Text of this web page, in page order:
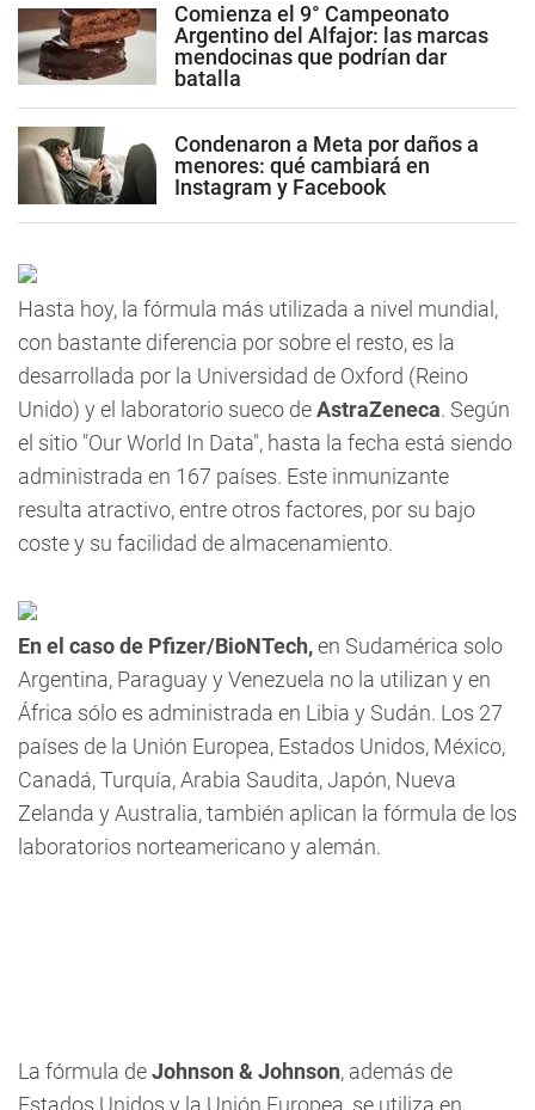
Comienza el 9° Campeonato
Argentino del Alfajor: las marcas
mendocinas que podrían dar
batalla
Condenaron a Meta por daños a
menores: qué cambiará en
Instagram y Facebook
Hasta hoy, la fórmula más utilizada a nivel mundial,
con bastante diferencia por sobre el resto, es la
desarrollada por la Universidad de Oxford (Reino
Unido) y el laboratorio sueco deAstraZeneca. Según
el sitio "Our World In Data", hasta la fecha está siendo
administrada en 167 países. Este inmunizante
resulta atractivo, entre otros factores, por su bajo
coste y su facilidad de almacenamiento.
En el caso de Pfizer/BioNTech,en Sudamérica solo
Argentina, Paraguay y Venezuela no la utilizan y en
África sólo es administrada en Libia y Sudán. Los 27
países de la Unión Europea, Estados Unidos, México,
Canadá, Turquía, Arabia Saudita, Japón, Nueva
Zelanda y Australia, también aplican la fórmula de los
laboratorios norteamericano y alemán.
La fórmula deJohnson & Johnson, además de
Estados Unidos y la Unión Europea, se utiliza en